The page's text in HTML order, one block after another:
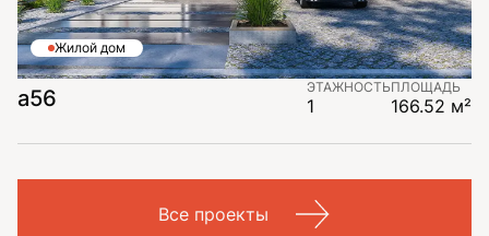
Жилой дом
a56 ЭТАЖНОСТЬ
1
ПЛОЩАДЬ
166.52 м²
Все проекты